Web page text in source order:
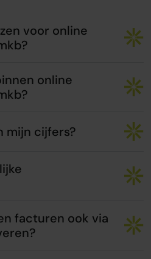
voor online
online
mijn cijfers?
facturen ook via